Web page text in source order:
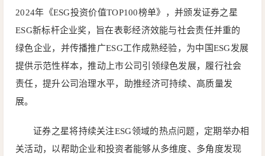
2024年《ESG投资价值TOP100榜单》，并颁发证券之星
ESG新标杆企业奖，旨在表彰经济效能与社会责任并重的
绿色企业，并传播推广ESG工作成熟经验，为中国ESG发展
提供示范性样本，推动上市公司引领绿色发展，履行社会
责任，提升公司治理水平，助推经济可持续、高质量发
展。
证券之星将持续关注ESG领域的热点问题，定期举办相
关活动，以帮助企业和投资者能够从多维度、多角度发现